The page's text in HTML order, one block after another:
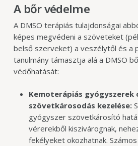
A bőr védelme
A DMSO terápiás tulajdonságai
képes megvédeni a szöveteket
belső szerveket) a veszélytől és a
tanulmány támasztja alá a DMSO
védőhatását:
Kemoterápiás gyógyszerek
szövetkárosodás kezelése:
gyógyszer szövetkárosító
vérerekből kiszivárognak,
fekélyeket okozhatnak.